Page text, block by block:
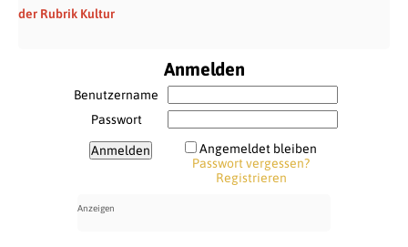
der Rubrik Kultur
Anmelden
Benutzername
Passwort
Angemeldet bleiben
Passwort vergessen?
Registrieren